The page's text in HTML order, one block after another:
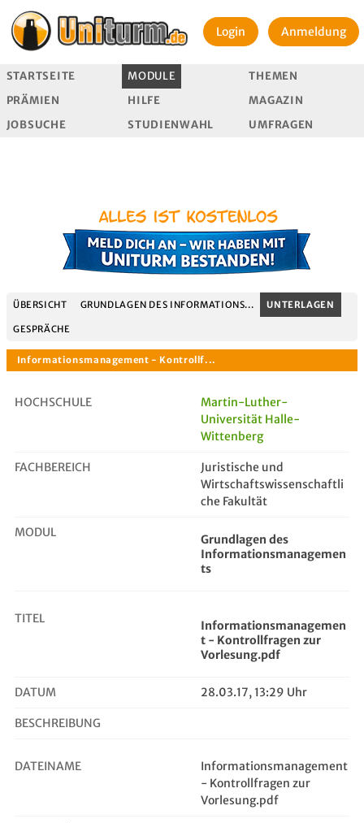
Login Anmeldung
STARTSEITE MODULE
THEMEN
PRÄMIEN
HILFE
MAGAZIN
JOBSUCHE
STUDIENWAHL UMFRAGEN
ÜBERSICHT GRUNDLAGEN DES INFORMATIONS... UNTERLAGEN
GESPRÄCHE
HOCHSCHULE
Martin-Luther-
Universität Halle-
Wittenberg
FACHBEREICH
Juristische und
Wirtschaftswissenschaftli
che Fakultät
MODUL
Grundlagen des
Informationsmanagemen
ts
TITEL
Informationsmanagemen
t - Kontrollfragen zur
Vorlesung.pdf
DATUM 28.03.17, 13:29 Uhr
BESCHREIBUNG
DATEINAME
Informationsmanagement
- Kontrollfragen zur
Vorlesung.pdf